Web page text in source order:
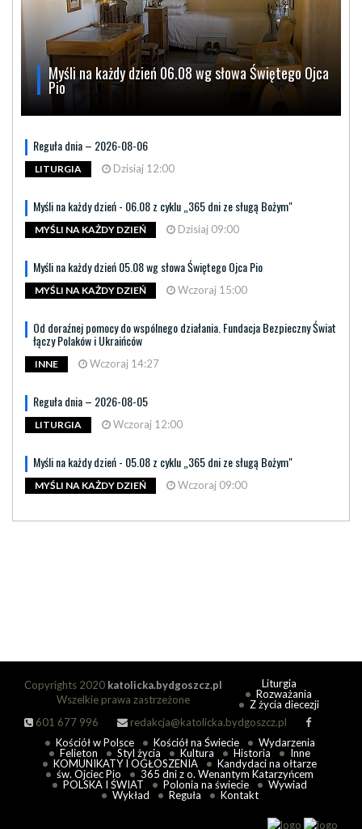
Myśli na każdy dzień 06.08 wg słowa Świętego Ojca
Pio
Reguła dnia – 2026-08-06
LITURGIA Dzisiaj 12:00
Myśli na każdy dzień - 06.08 z cyklu „365 dni ze sługą Bożym"
MYŚLI NA KAŻDY DZIEŃ Dzisiaj 09:00
Myśli na każdy dzień 05.08 wg słowa Świętego Ojca Pio
MYŚLI NA KAŻDY DZIEŃ Wczoraj 15:00
Od doraźnej pomocy do wspólnego działania. Fundacja Bezpieczny Świat
łączy Polaków i Ukraińców
INNE Wczoraj 14:27
Reguła dnia – 2026-08-05
LITURGIA Wczoraj 12:00
Myśli na każdy dzień - 05.08 z cyklu „365 dni ze sługą Bożym"
MYŚLI NA KAŻDY DZIEŃ Wczoraj 09:00
Copyrights 2020 katolicka.bydgoszcz.pl
Wszelkie prawa zastrzeżone
601 677 996
redakcja@katolicka.bydgoszcz.pl
Liturgia
Rozważania
Z życia diecezji
Kościół w Polsce Kościół na Świecie
Wydarzenia
Felieton
Styl życia Kultura Historia
Inne
KOMUNIKATY I OGŁOSZENIA
Kandydaci na ołtarze
św. Ojciec Pio
365 dni z o. Wenantym Katarzyńcem
POLSKA I ŚWIAT
Polonia na świecie
Wywiad
Wykład
Reguła Kontakt